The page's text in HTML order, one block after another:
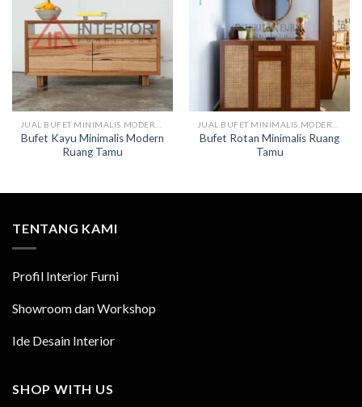
Bufet Kayu Minimalis Modern
Ruang Tamu
Bufet Rotan Minimalis Ruang
Tamu
TENTANG KAMI
Profil Interior Furni
Showroom dan Workshop
Ide Desain Interior
SHOP WITH US